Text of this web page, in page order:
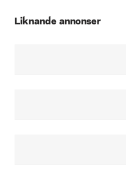
Liknande annonser